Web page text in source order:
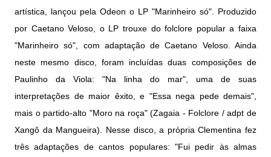
artística, lançou pela Odeon o LP "Marinheiro só". Produzido
por Caetano Veloso, o LP trouxe do folclore popular a faixa
"Marinheiro só", com adaptação de Caetano Veloso. Ainda
neste mesmo disco, foram incluídas duas composições de
Paulinho da Viola: "Na linha do mar", uma de suas
interpretações de maior êxito, e "Essa nega pede demais",
mais o partido-alto "Moro na roça" (Zagaia - Folclore / adpt de
Xangô da Mangueira). Nesse disco, a própria Clementina fez
três adaptações de cantos populares: "Fui pedir às almas